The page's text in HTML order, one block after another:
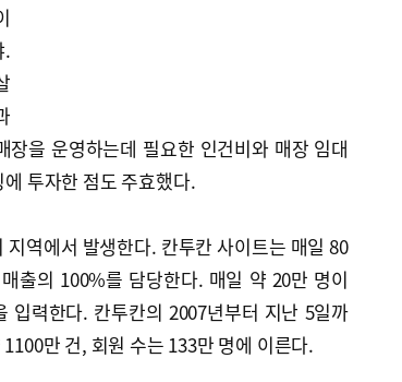
.
을 운영하는데 필요한 인건비와 매장 임대
투자한 점도 주효했다.
역에서 발생한다. 칸투칸 사이트는 매일 80
출의 100%를 담당한다. 매일 약 20만 명이
입력한다. 칸투칸의 2007년부터 지난 5일까
만 건, 회원 수는 133만 명에 이른다.